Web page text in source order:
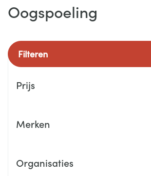
Oogspoeling
Filteren
Prijs
Merken
Organisaties